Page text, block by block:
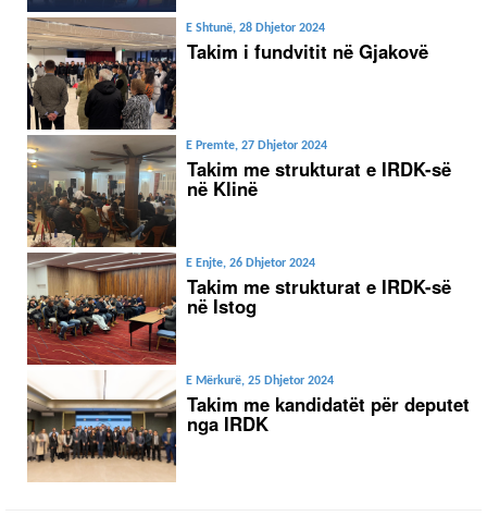
E Shtunë, 28 Dhjetor 2024
Takim i fundvitit në Gjakovë
E Premte, 27 Dhjetor 2024
Takim me strukturat e IRDK-së
në Klinë
E Enjte, 26 Dhjetor 2024
Takim me strukturat e IRDK-së
në Istog
E Mërkurë, 25 Dhjetor 2024
Takim me kandidatët për deputet
nga IRDK